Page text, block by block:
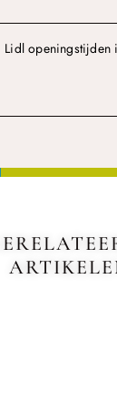
Lidl openingstijden